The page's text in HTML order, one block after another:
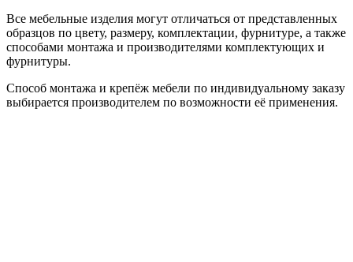
Все мебельные изделия могут отличаться от представленных
образцов по цвету, размеру, комплектации, фурнитуре, а также
способами монтажа и производителями комплектующих и
фурнитуры.
Способ монтажа и крепёж мебели по индивидуальному заказу
выбирается производителем по возможности её применения.